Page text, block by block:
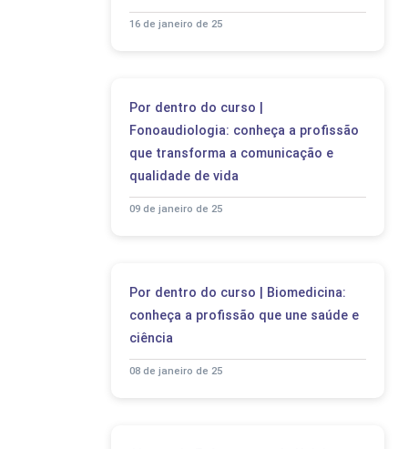
16 de janeiro de 25
Por dentro do curso |
Fonoaudiologia: conheça a profissão
que transforma a comunicação e
qualidade de vida
09 de janeiro de 25
Por dentro do curso | Biomedicina:
conheça a profissão que une saúde e
ciência
08 de janeiro de 25